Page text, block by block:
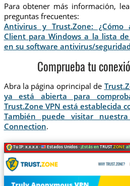
Para obtener más información,
preguntas frecuentes:
Antivirus y Trust.Zone: ¿Cómo
Client para Windows a la lista
en su software antivirus/
Comprueba tu
Abra la página oprincipal de
ya está abierta para
Trust.Zone VPN está establecida
También puede visitar
Connection.
Tu IP: x.x.x.x · Estados Unidos ·¡Estás enTRUST.ZONE